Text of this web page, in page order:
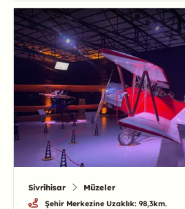
Sivrihisar Müzeler
Şehir Merkezine Uzaklık: 98,3km.